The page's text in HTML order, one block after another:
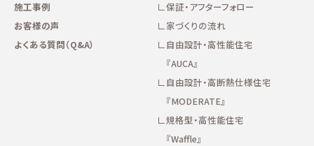
施工事例
お客様の声
よくある質問（Q&A）
保証・アフターフォロー
家づくりの流れ
自由設計・高性能住宅
『AUCA』
自由設計・高断熱仕様住宅
『MODERATE』
規格型・高性能住宅
『Waffle』